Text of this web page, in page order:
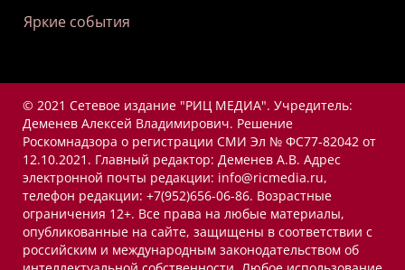
Яркие события
© 2021 Сетевое издание "РИЦ МЕДИА". Учредитель:
Деменев Алексей Владимирович. Решение
Роскомнадзора о регистрации СМИ Эл № ФС77-82042 от
12.10.2021. Главный редактор: Деменев А.В. Адрес
электронной почты редакции: info@ricmedia.ru,
телефон редакции: +7(952)656-06-86. Возрастные
ограничения 12+. Все права на любые материалы,
опубликованные на сайте, защищены в соответствии с
российским и международным законодательством об